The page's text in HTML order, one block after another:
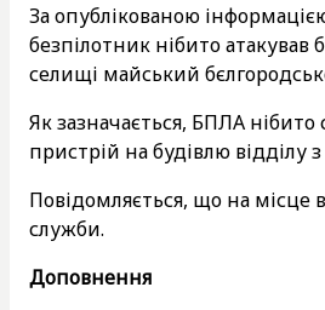
За опублікованою
безпілотник нібито атакував
селищі майський
Як зазначається, БПЛА
пристрій на будівлю відділу
Повідомляється, що на місце
служби.
Доповнення